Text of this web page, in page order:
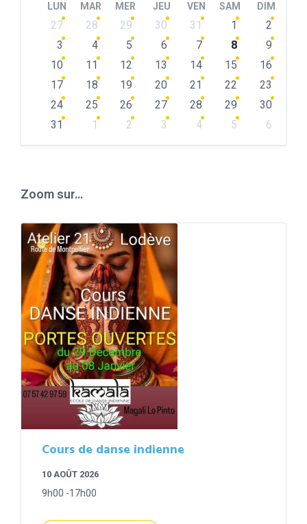
LUN MAR MER JEU VEN SAM DIM
Skip
calendar
27 28 29 30 31 1
2
3
4 5 6 7 8
9
10
11 12 13 14 15
16
17
18 19 20 21 22
23
24
25 26 27 28 29
30
31
1 2 3 4 5
6
Zoom sur…
Cours de danse indienne
10 AOÛT 2026
9h00 -17h00